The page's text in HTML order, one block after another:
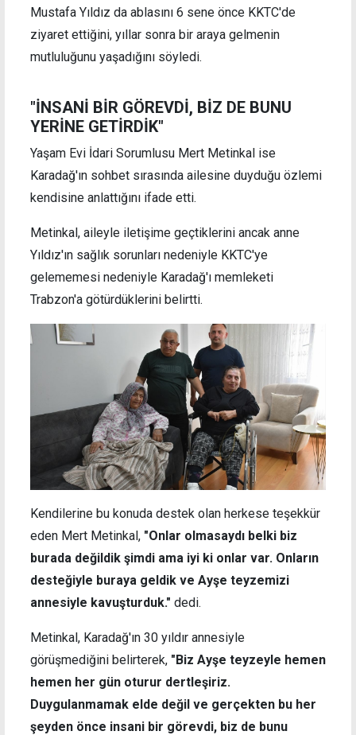
Mustafa Yıldız da ablasını 6 sene önce KKTC'de
ziyaret ettiğini, yıllar sonra bir araya gelmenin
mutluluğunu yaşadığını söyledi.
"İNSANİ BİR GÖREVDİ, BİZ DE BUNU
YERİNE GETİRDİK"
Yaşam Evi İdari Sorumlusu Mert Metinkal ise
Karadağ'ın sohbet sırasında ailesine duyduğu özlemi
kendisine anlattığını ifade etti.
Metinkal, aileyle iletişime geçtiklerini ancak anne
Yıldız'ın sağlık sorunları nedeniyle KKTC'ye
gelememesi nedeniyle Karadağ'ı memleketi
Trabzon'a götürdüklerini belirtti.
Kendilerine bu konuda destek olan herkese teşekkür
eden Mert Metinkal, "Onlar olmasaydı belki biz
burada değildik şimdi ama iyi ki onlar var. Onların
desteğiyle buraya geldik ve Ayşe teyzemizi
annesiyle kavuşturduk." dedi.
Metinkal, Karadağ'ın 30 yıldır annesiyle
görüşmediğini belirterek, "Biz Ayşe teyzeyle hemen
hemen her gün oturur dertleşiriz.
Duygulanmamak elde değil ve gerçekten bu her
şeyden önce insani bir görevdi, biz de bunu